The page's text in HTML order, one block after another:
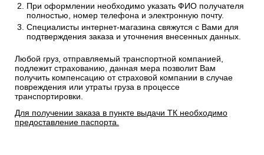
При оформлении необходимо указать ФИО получателя
полностью, номер телефона и электронную почту.
Специалисты интернет-магазина свяжутся с Вами для
подтверждения заказа и уточнения внесенных данных.
Любой груз, отправляемый транспортной компанией,
подлежит страхованию, данная мера позволит Вам
получить компенсацию от страховой компании в случае
повреждения или утраты груза в процессе
транспортировки.
Для получении заказа в пункте выдачи ТК необходимо
предоставление паспорта.